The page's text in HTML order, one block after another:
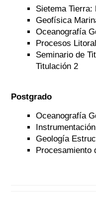
Sietema Tierra:
Geofísica
Oceanografía
Procesos
Seminario de
Titulación 2
Postgrado
Oceanografía
Geología
Procesamiento